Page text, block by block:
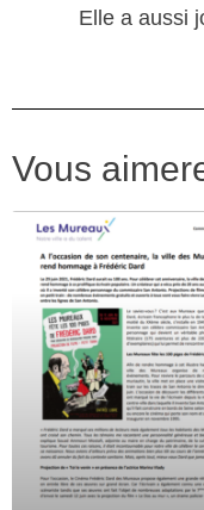
Elle a aussi
Vous